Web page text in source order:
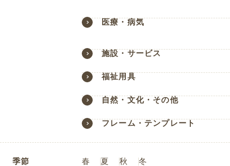
医療・病気
施設・サービス
福祉用具
自然・文化・その他
フレーム・テンプレート
季節 春 夏 秋 冬